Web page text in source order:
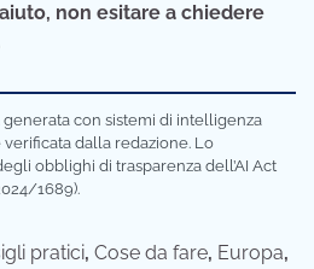
non esitare a chiedere
con sistemi di intelligenza
dalla redazione. Lo
obblighi di trasparenza dell’AI Act
1689).
pratici, Cose da fare, Europa,